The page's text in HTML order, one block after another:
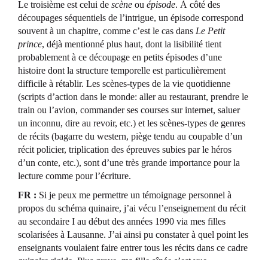
Le troisième est celui de scène ou épisode. À côté des
découpages séquentiels de l’intrigue, un épisode correspond
souvent à un chapitre, comme c’est le cas dans Le Petit
prince, déjà mentionné plus haut, dont la lisibilité tient
probablement à ce découpage en petits épisodes d’une
histoire dont la structure temporelle est particulièrement
difficile à rétablir. Les scènes-types de la vie quotidienne
(scripts d’action dans le monde: aller au restaurant, prendre le
train ou l’avion, commander ses courses sur internet, saluer
un inconnu, dire au revoir, etc.) et les scènes-types de genres
de récits (bagarre du western, piège tendu au coupable d’un
récit policier, triplication des épreuves subies par le héros
d’un conte, etc.), sont d’une très grande importance pour la
lecture comme pour l’écriture.
FR : Si je peux me permettre un témoignage personnel à
propos du schéma quinaire, j’ai vécu l’enseignement du récit
au secondaire I au début des années 1990 via mes filles
scolarisées à Lausanne. J’ai ainsi pu constater à quel point les
enseignants voulaient faire entrer tous les récits dans ce cadre